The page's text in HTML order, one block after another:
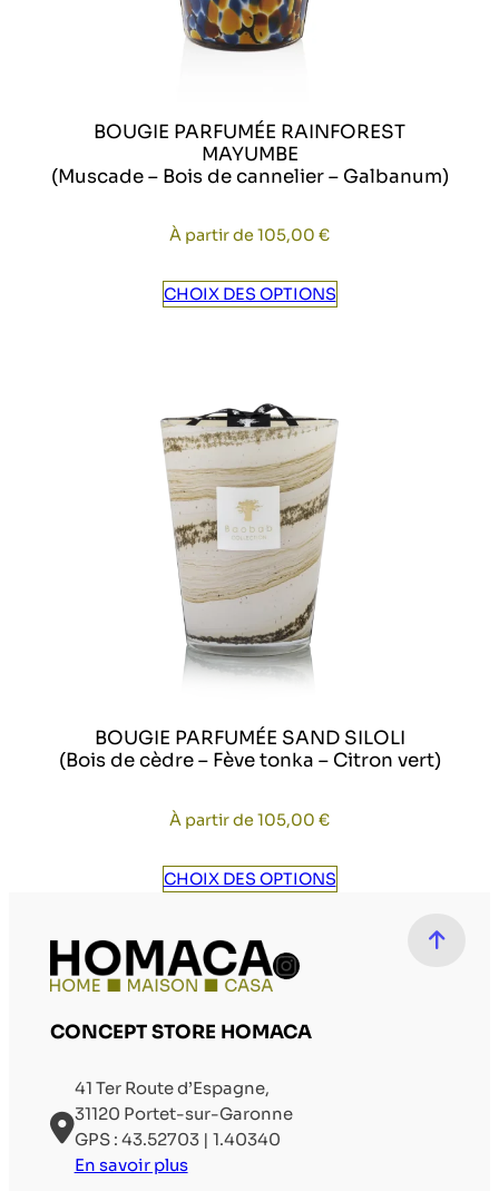
BOUGIE PARFUMÉE RAINFOREST
MAYUMBE
(Muscade – Bois de cannelier – Galbanum)
À partir de105,00 €
CHOIX DES OPTIONS
BOUGIE PARFUMÉE SAND SILOLI
(Bois de cèdre – Fève tonka – Citron vert)
À partir de105,00 €
CHOIX DES OPTIONS
Compte
CONCEPT STORE HOMACA
41 Ter Route d’Espagne,
31120 Portet-sur-Garonne
GPS : 43.52703 | 1.40340
En savoir plus